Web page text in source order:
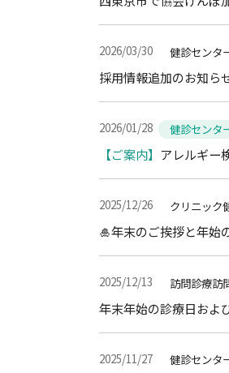
2026/03/30 健診センタ
採用情報追加のお知ら
2026/01/28 健診センタ
【ご案内】 アレルギー
2025/12/26 クリニック
🎍年末のご挨拶と年始
2025/12/13 訪問診療訪
年末年始の診療日およ
2025/11/27 健診センタ